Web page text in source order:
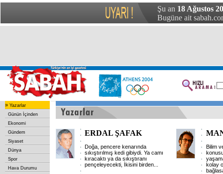
Şu an 18 Ağustos
Bugüne ait
» Yazarlar
Günün İçinden
Ekonomi
Gündem
Siyaset
Dünya
Spor
Hava Durumu
ERDAL ŞAFAK
Doğa, pencere kenarında
sıkıştırılmış kedi gibiydi. Ya camı
kıracaktı ya da sıkıştıranı
pençeleyecekti, İkisini birden
Bilim
kolay